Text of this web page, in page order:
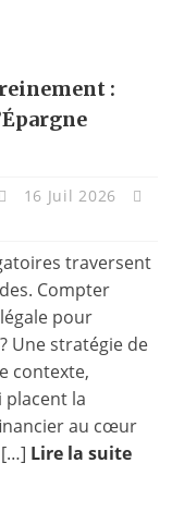
:
16 Juil 2026
traversent
Compter
pour
Une stratégie de
contexte,
la
au cœur
[…] Lire la suite